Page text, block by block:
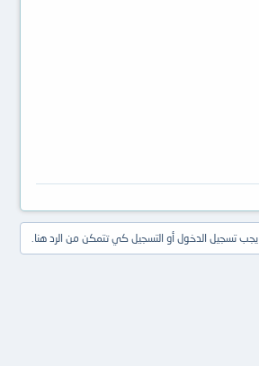
يجب تسجيل الدخول أو التسجيل كي تتمكن من الرد هنا.